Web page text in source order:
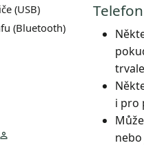
(USB)
(Bluetooth)
i pro